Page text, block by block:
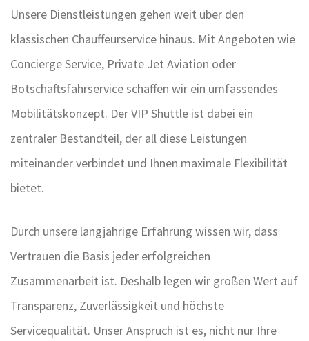
Unsere Dienstleistungen gehen weit über den
klassischen Chauffeurservice hinaus. Mit Angeboten wie
Concierge Service, Private Jet Aviation oder
Botschaftsfahrservice schaffen wir ein umfassendes
Mobilitätskonzept. Der VIP Shuttle ist dabei ein
zentraler Bestandteil, der all diese Leistungen
miteinander verbindet und Ihnen maximale Flexibilität
bietet.
Durch unsere langjährige Erfahrung wissen wir, dass
Vertrauen die Basis jeder erfolgreichen
Zusammenarbeit ist. Deshalb legen wir großen Wert auf
Transparenz, Zuverlässigkeit und höchste
Servicequalität. Unser Anspruch ist es, nicht nur Ihre